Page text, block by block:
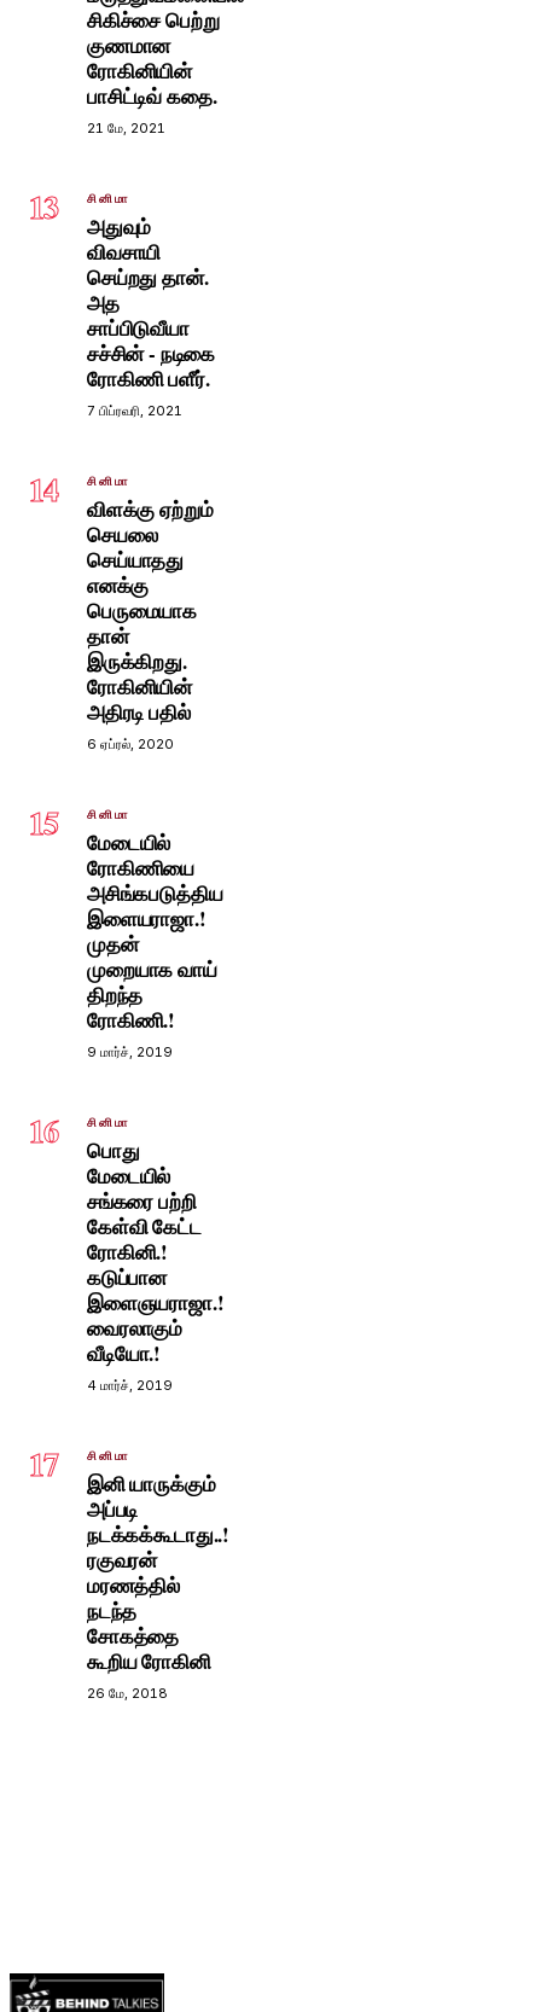
சிகிச்சை பெற்று
குணமான
ரோகினியின்
பாசிட்டிவ் கதை.
21 மே, 2021
13 சினிமா
அதுவும்
விவசாயி
செய்றது தான்.
அத
சாப்பிடுவீயா
சச்சின் - நடிகை
ரோகிணி பளீர்.
7 பிப்ரவரி, 2021
14 சினிமா
விளக்கு ஏற்றும்
செயலை
செய்யாதது
எனக்கு
பெருமையாக
தான்
இருக்கிறது.
ரோகினியின்
அதிரடி பதில்
6 ஏப்ரல், 2020
15 சினிமா
மேடையில்
ரோகிணியை
அசிங்கபடுத்திய
இளையராஜா.!
முதன்
முறையாக வாய்
திறந்த
ரோகிணி.!
9 மார்ச், 2019
16 சினிமா
பொது
மேடையில்
சங்கரை பற்றி
கேள்வி கேட்ட
ரோகினி.!
கடுப்பான
இளைஞயராஜா.!
வைரலாகும்
வீடியோ.!
4 மார்ச், 2019
17 சினிமா
இனி யாருக்கும்
அப்படி
நடக்கக்கூடாது..!
ரகுவரன்
மரணத்தில்
நடந்த
சோகத்தை
கூறிய ரோகினி
26 மே, 2018